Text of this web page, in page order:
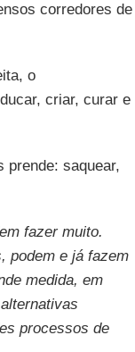
corredores de
o
criar, curar e
saquear,
fazer muito.
podem e já fazem
medida, em
processos de